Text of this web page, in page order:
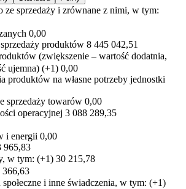
ze sprzedaży i zrównane z nimi, w tym:
0,00
produktów 8 445 042,51
(zwiększenie – wartość dodatnia,
ujemna) (+1) 0,00
produktów na własne potrzeby jednostki
sprzedaży towarów 0,00
operacyjnej 3 088 289,35
i energii 0,00
965,83
w tym: (+1) 30 215,78
366,63
i inne świadczenia, w tym: (+1)